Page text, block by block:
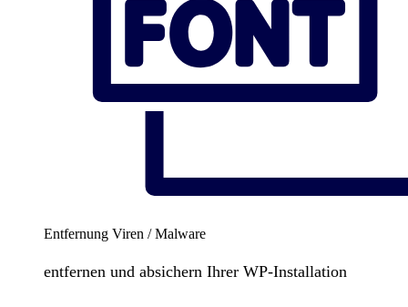
Entfernung Viren / Malware
entfernen und absichern Ihrer WP-Installation